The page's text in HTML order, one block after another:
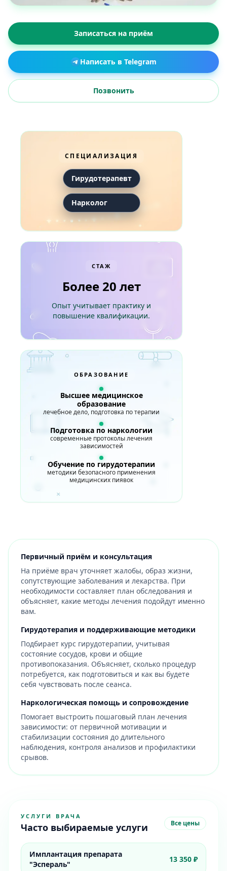
Записаться на приём
Написать в Telegram
Позвонить
СПЕЦИАЛИЗАЦИЯ
Гирудотерапевт
Нарколог
СТАЖ
Более 20 лет
Опыт учитывает практику и
повышение квалификации.
ОБРАЗОВАНИЕ
Высшее медицинское
образование
лечебное дело, подготовка по терапии
Подготовка по наркологии
современные протоколы лечения
зависимостей
Обучение по гирудотерапии
методики безопасного применения
медицинских пиявок
Первичный приём и консультация
На приёме врач уточняет жалобы, образ жизни,
сопутствующие заболевания и лекарства. При
необходимости составляет план обследования и
объясняет, какие методы лечения подойдут именно
вам.
Гирудотерапия и поддерживающие методики
Подбирает курс гирудотерапии, учитывая
состояние сосудов, крови и общие
противопоказания. Объясняет, сколько процедур
потребуется, как подготовиться и как вы будете
себя чувствовать после сеанса.
Наркологическая помощь и сопровождение
Помогает выстроить пошаговый план лечения
зависимости: от первичной мотивации и
стабилизации состояния до длительного
наблюдения, контроля анализов и профилактики
срывов.
УСЛУГИ ВРАЧА
Часто выбираемые услуги Все цены
Имплантация препарата
"Эспераль"
13 350 ₽